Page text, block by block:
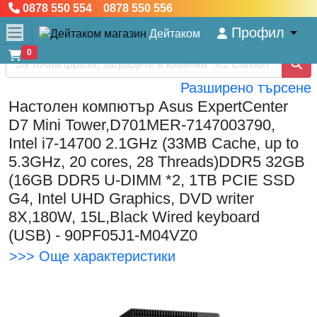
0878 550 554 0878 550 556
Дейтаком Профил
0
Разширено търсене
Настолен компютър Asus ExpertCenter
D7 Mini Tower,D701MER-7147003790,
Intel i7-14700 2.1GHz (33MB Cache, up to
5.3GHz, 20 cores, 28 Threads)DDR5 32GB
(16GB DDR5 U-DIMM *2, 1TB PCIE SSD
G4, Intel UHD Graphics, DVD writer
8X,180W, 15L,Black Wired keyboard
(USB) - 90PF05J1-M04VZ0
>>> Още характеристики